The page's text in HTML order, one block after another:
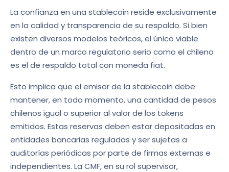
La confianza en una stablecoin reside exclusivamente
en la calidad y transparencia de su respaldo. Si bien
existen diversos modelos teóricos, el único viable
dentro de un marco regulatorio serio como el chileno
es el de respaldo total con moneda fiat.
Esto implica que el emisor de la stablecoin debe
mantener, en todo momento, una cantidad de pesos
chilenos igual o superior al valor de los tokens
emitidos. Estas reservas deben estar depositadas en
entidades bancarias reguladas y ser sujetas a
auditorías periódicas por parte de firmas externas e
independientes. La CMF, en su rol supervisor,